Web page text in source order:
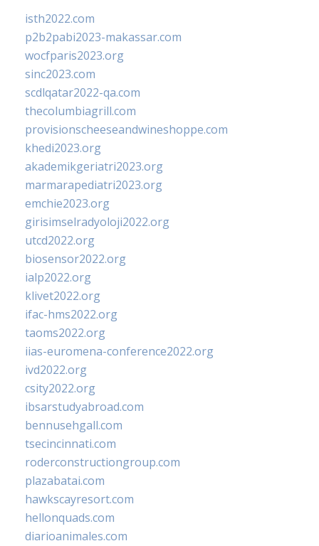
isth2022.com
p2b2pabi2023-makassar.com
wocfparis2023.org
sinc2023.com
scdlqatar2022-qa.com
thecolumbiagrill.com
provisionscheeseandwineshoppe.com
khedi2023.org
akademikgeriatri2023.org
marmarapediatri2023.org
emchie2023.org
girisimselradyoloji2022.org
utcd2022.org
biosensor2022.org
ialp2022.org
klivet2022.org
ifac-hms2022.org
taoms2022.org
iias-euromena-conference2022.org
ivd2022.org
csity2022.org
ibsarstudyabroad.com
bennusehgall.com
tsecincinnati.com
roderconstructiongroup.com
plazabatai.com
hawkscayresort.com
hellonquads.com
diarioanimales.com